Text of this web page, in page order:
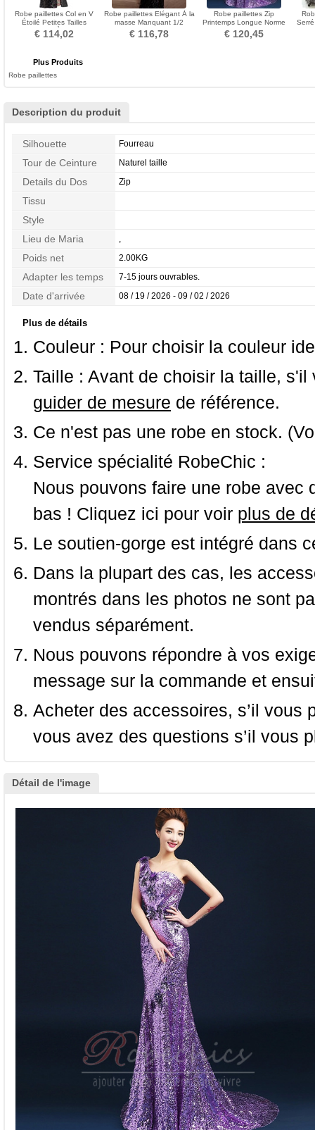
Robe paillettes Col en V
Étoilé Petites Tailles
Pittoresque À la masse
€ 114,02
Robe paillettes Elégant À la
masse Manquant 1/2
Manche Gaze Naturel taille
€ 116,78
Robe paillettes Zip
Printemps Longue Norme
Sans Manches Naturel taille
€ 120,45
Plus Produits
Robe paillettes
Description du produit
Silhouette Fourreau
Tour de Ceinture Naturel taille
Details du Dos Zip
Tissu
Style
Lieu de Maria
,
Poids net 2.00KG
Adapter les temps 7-15 jours ouvrables.
Date d'arrivée 08 / 19 / 2026 - 09 / 02 / 2026
Plus de détails
Couleur : Pour choisir la couleur
Taille : Avant de choisir la taille,
guider de mesure de référence.
Ce n'est pas une robe en stock.
Service spécialité RobeChic :
Nous pouvons faire une robe
bas ! Cliquez ici pour voir plus de
Le soutien-gorge est intégré dans
Dans la plupart des cas, les
montrés dans les photos ne sont
vendus séparément.
Nous pouvons répondre à vos
message sur la commande et
Acheter des accessoires, s’il
vous avez des questions s’il vous
Détail de l'image